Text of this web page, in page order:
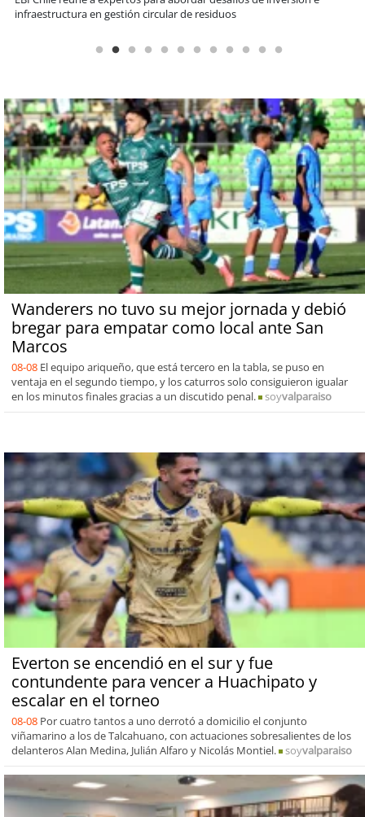
Sopraval en lo que va del año
Wanderers no tuvo su mejor jornada y debió
bregar para empatar como local ante San
Marcos
08-08 El equipo ariqueño, que está tercero en la tabla, se puso en
ventaja en el segundo tiempo, y los caturros solo consiguieron igualar
en los minutos finales gracias a un discutido penal.
soyvalparaiso
Everton se encendió en el sur y fue
contundente para vencer a Huachipato y
escalar en el torneo
08-08 Por cuatro tantos a uno derrotó a domicilio el conjunto
viñamarino a los de Talcahuano, con actuaciones sobresalientes de los
delanteros Alan Medina, Julián Alfaro y Nicolás Montiel.
soyvalparaiso